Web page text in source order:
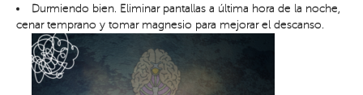
Durmiendo bien. Eliminar pantallas a última hora de la noche,
cenar temprano y tomar magnesio para mejorar el descanso.